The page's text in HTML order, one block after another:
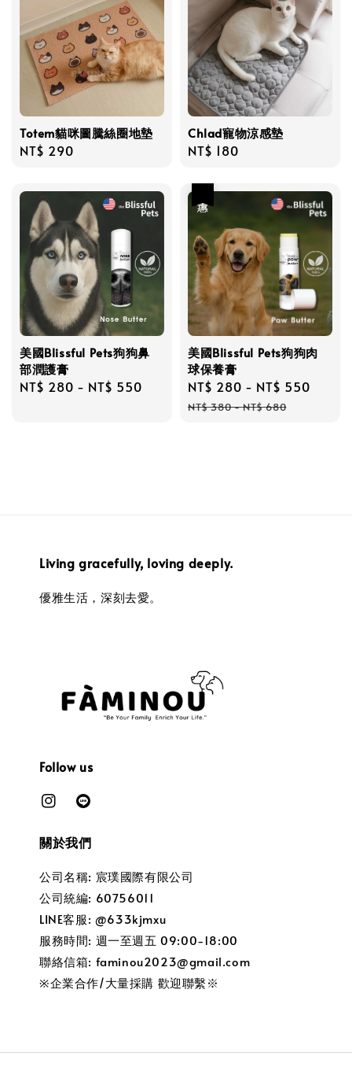
Totem貓咪圖騰絲圈地墊
Regular
NT$ 290
Chlad寵物涼感墊
Regular
NT$ 180
美國Blissful Pets狗狗鼻
部潤護膏
Regular
NT$ 280 - NT$ 550
美國Blissful Pets狗狗肉
球保養膏
Sale
price
NT$ 280 - NT$ 550
NT$ 380-NT$ 680
Living gracefully, loving deeply.
優雅生活，深刻去愛。
Follow us
關於我們
公司名稱: 宸璞國際有限公司
公司統編: 60756011
LINE客服: @633kjmxu
服務時間: 週一至週五 09:00-18:00
聯絡信箱: faminou2023@gmail.com
※企業合作/大量採購 歡迎聯繫※